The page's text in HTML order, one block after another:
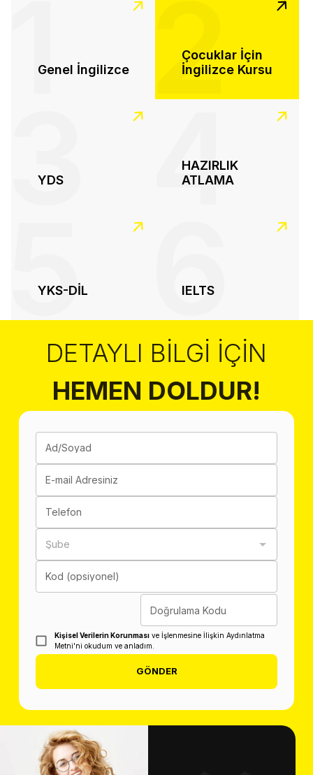
Genel İngilizce
1
Çocuklar İçin
İngilizce Kursu
2
YDS
3
HAZIRLIK
ATLAMA
4
YKS-DİL
5 IELTS
6
DETAYLI BILGI İÇIN
HEMEN DOLDUR!
Ad/Soyad
E-mail Adresiniz
Telefon
Şube
Kod (opsiyonel)
Doğrulama Kodu
Kişisel Verilerin Korunması ve İşlenmesine İlişkin Aydınlatma
Metni'ni okudum ve anladım.
GÖNDER